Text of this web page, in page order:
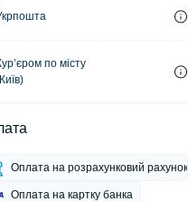
по місту
Оплата на розрахунковий рахунок
Оплата на картку банка